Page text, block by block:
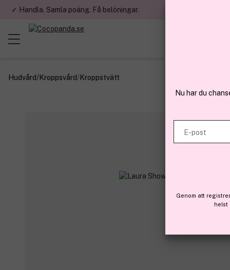
✓ Handla. Samla poäng. Få belöningar.
Hudvård/Kroppsvård/Kroppstvätt
Nu har du
E-post
Genom att
helst